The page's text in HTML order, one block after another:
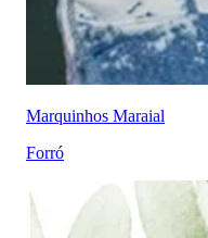
Marquinhos Maraial
Forró